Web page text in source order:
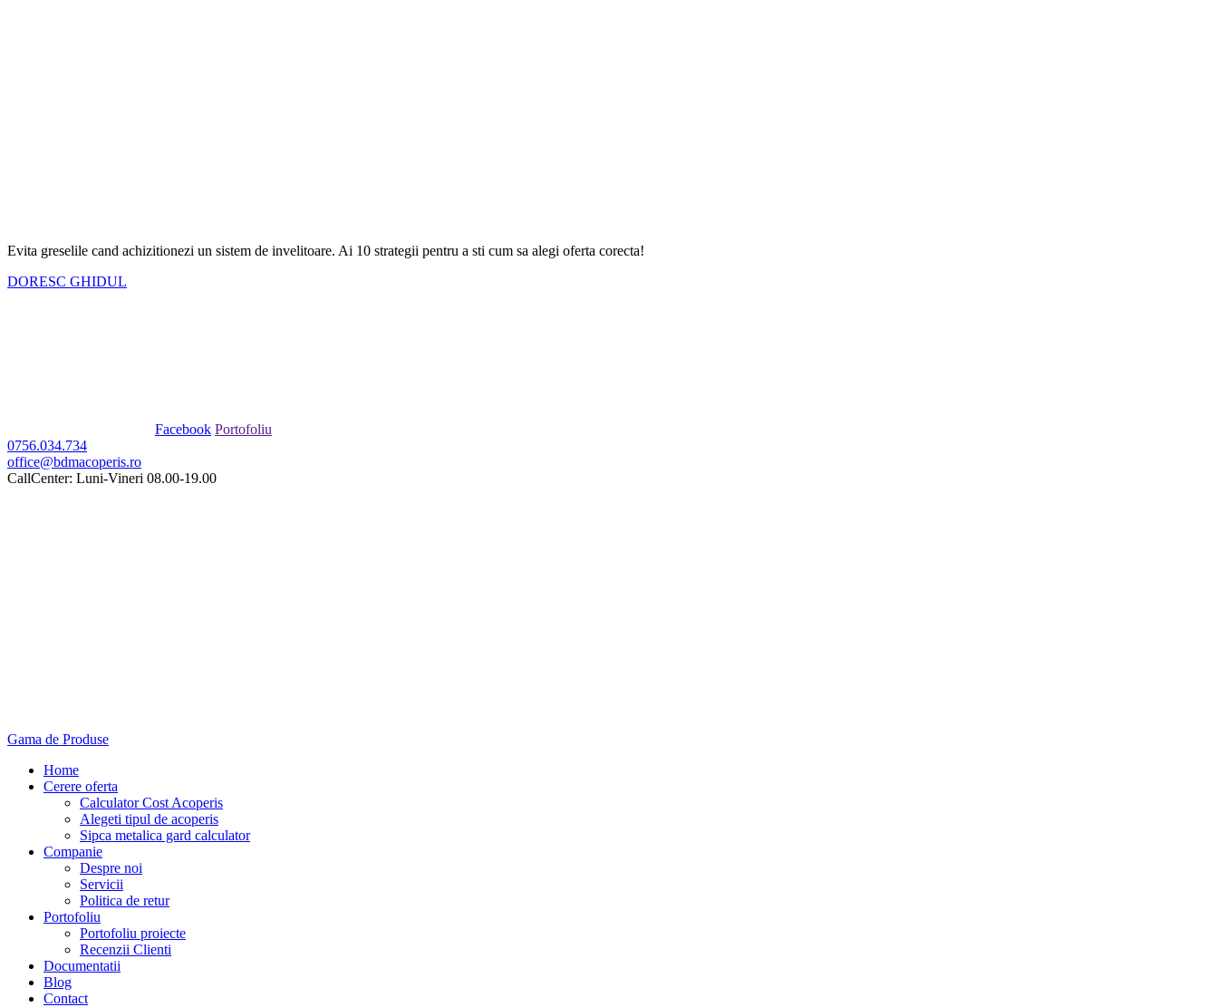
Evita greselile cand achizitionezi un sistem de invelitoare. Ai 10 strategii pentru a sti cum sa alegi oferta corecta!
DORESC GHIDUL
Facebook Portofoliu
0756.034.734
office@bdmacoperis.ro
CallCenter: Luni-Vineri 08.00-19.00
Gama de Produse
Home
Cerere oferta
Calculator Cost Acoperis
Alegeti tipul de acoperis
Sipca metalica gard calculator
Companie
Despre noi
Servicii
Politica de retur
Portofoliu
Portofoliu proiecte
Recenzii Clienti
Documentatii
Blog
Contact